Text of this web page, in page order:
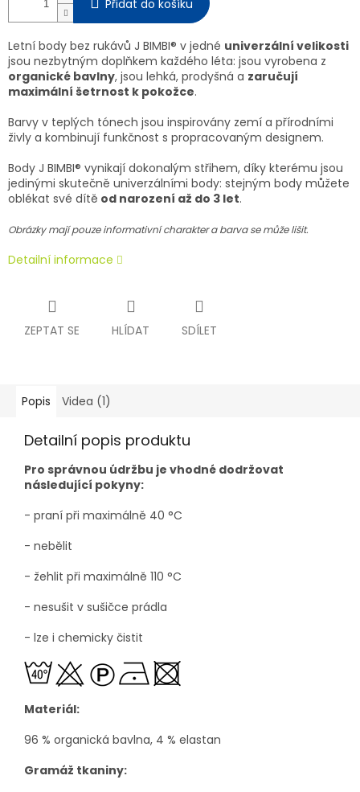
Přidat do košíku
Letní body bez rukávů J BIMBI® v jedné univerzální velikosti
jsou nezbytným doplňkem každého léta: jsou vyrobena z
organické bavlny, jsou lehká, prodyšná a zaručují
maximální šetrnost k pokožce.
Barvy v teplých tónech jsou inspirovány zemí a přírodními
živly a kombinují funkčnost s propracovaným designem.
Body J BIMBI® vynikají dokonalým střihem, díky kterému jsou
jedinými skutečně univerzálními body: stejným body můžete
oblékat své dítě od narození až do 3 let.
Obrázky mají pouze informativní charakter a barva se může lišit.
Detailní informace
ZEPTAT SE HLÍDAT SDÍLET
Popis Videa (1)
Detailní popis produktu
Pro správnou údržbu je vhodné dodržovat
následující pokyny:
- praní při maximálně 40 °C
- nebělit
- žehlit při maximálně 110 °C
- nesušit v sušičce prádla
- lze i chemicky čistit
Materiál:
96 % organická bavlna, 4 % elastan
Gramáž tkaniny: